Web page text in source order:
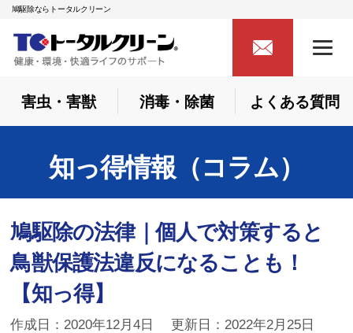
鳩駆除ならトータルクリーン
害虫・害獣 消毒・除菌 よくある質問
知っ得情報（コラム）
鳩駆除の法律｜個人で対策すると
鳥獣保護法違反になることも！
【知っ得】
作成日：2020年12月4日 更新日：2022年2月25日